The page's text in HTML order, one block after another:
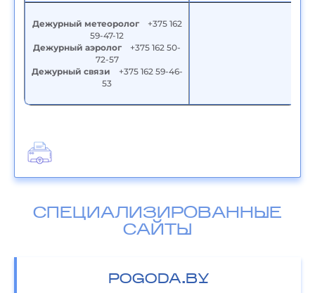
Дежурный метеоролог+375 162
59-47-12
Дежурный аэролог +375 162 50-
72-57
Дежурный связи +375 162 59-46-
53
СПЕЦИАЛИЗИРОВАННЫЕ
САЙТЫ
POGODA.BY